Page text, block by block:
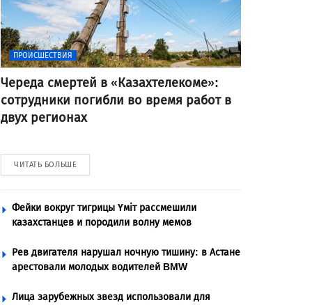
ПРОИСШЕСТВИЯ
Череда смертей в «Казахтелекоме»:
сотрудники погибли во время работ в
двух регионах
ЧИТАТЬ БОЛЬШЕ
Фейки вокруг тигрицы Үміт рассмешили
казахстанцев и породили волну мемов
Рев двигателя нарушал ночную тишину: в Астане
арестовали молодых водителей BMW
Лица зарубежных звезд использовали для